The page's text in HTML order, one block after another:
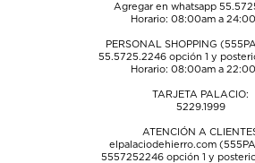
Agregar en whatsapp
Horario: 08:00am a
PERSONAL SHOPPING
55.5725.2246opción 1 y
Horario: 08:00am a
TARJETA PALACIO:
5229.1999
ATENCIÓN A
elpalaciodehierro.com
5557252246opción 1 y